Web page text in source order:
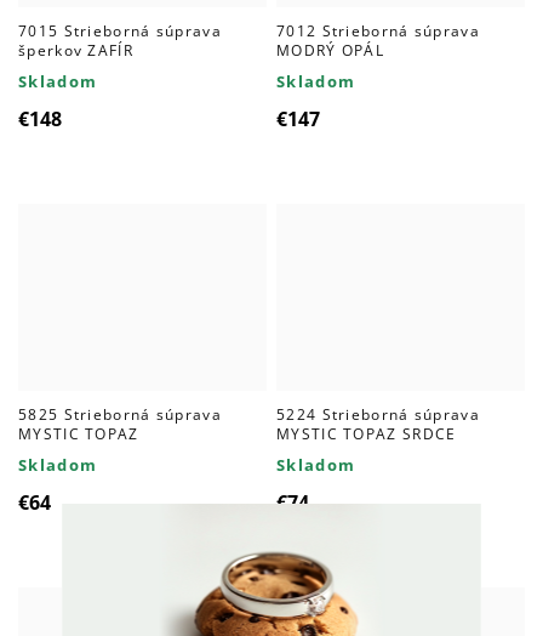
7015 Strieborná súprava
šperkov ZAFÍR
Skladom
€148
7012 Strieborná súprava
MODRÝ OPÁL
Skladom
€147
5825 Strieborná súprava
MYSTIC TOPAZ
Skladom
€64
5224 Strieborná súprava
MYSTIC TOPAZ SRDCE
Skladom
€74